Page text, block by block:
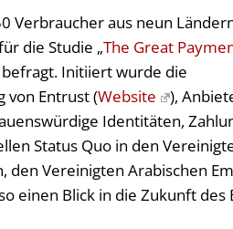
Verbraucher aus neun
die Studie „The Great
befragt. Initiiert wurde die
von Entrust (Website
),
Identitäten,
Status Quo in den
den Vereinigten Arabischen
einen Blick in die Zukunft des